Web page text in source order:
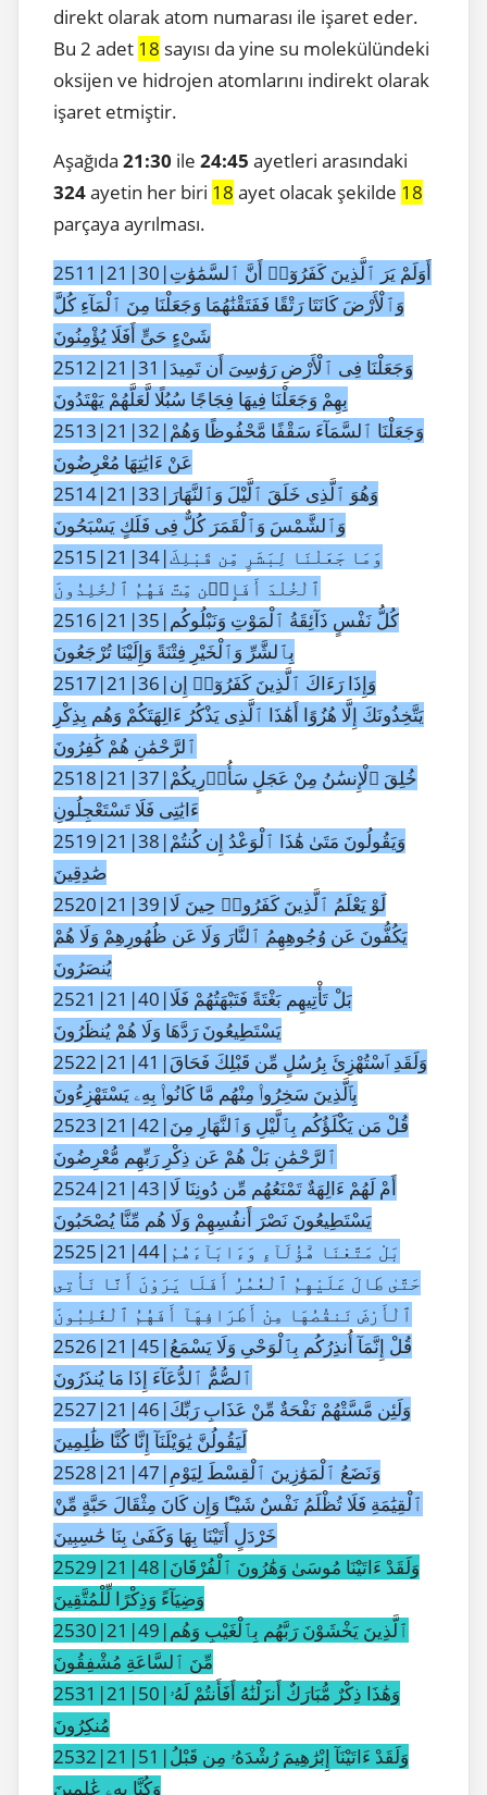
direkt olarak atom numarası ile işaret eder.
Bu 2 adet 18 sayısı da yine su molekülündeki
oksijen ve hidrojen atomlarını indirekt olarak
işaret etmiştir.
Aşağıda 21:30 ile 24:45 ayetleri arasındaki
324ayetin her biri 18 ayet olacak şekilde 18
parçaya ayrılması.
2511|21|30|أَوَلَمْ يَرَ ٱلَّذِينَ كَفَرُوٓا۟ أَنَّ ٱلسَّمَٰوَٰتِ
وَٱلْأَرْضَ كَانَتَا رَتْقًا فَفَتَقْنَٰهُمَا وَجَعَلْنَا مِنَ ٱلْمَآءِ كُلَّ
شَىْءٍ حَىٍّ أَفَلَا يُؤْمِنُونَ
2512|21|31|وَجَعَلْنَا فِى ٱلْأَرْضِ رَوَٰسِىَ أَن تَمِيدَ
بِهِمْ وَجَعَلْنَا فِيهَا فِجَاجًا سُبُلًا لَّعَلَّهُمْ يَهْتَدُونَ
2513|21|32|وَجَعَلْنَا ٱلسَّمَآءَ سَقْفًا مَّحْفُوظًا وَهُمْ
عَنْ ءَايَٰتِهَا مُعْرِضُونَ
2514|21|33|وَهُوَ ٱلَّذِى خَلَقَ ٱلَّيْلَ وَٱلنَّهَارَ
وَٱلشَّمْسَ وَٱلْقَمَرَ كُلٌّ فِى فَلَكٍ يَسْبَحُونَ
2515|21|34|وَمَا جَعَلْنَا لِبَشَرٍ مِّن قَبْلِكَ
ٱلْخُلْدَ أَفَإِي۟ن مِّتَّ فَهُمُ ٱلْخَٰلِدُونَ
2516|21|35|كُلُّ نَفْسٍ ذَآئِقَةُ ٱلْمَوْتِ وَنَبْلُوكُم
بِٱلشَّرِّ وَٱلْخَيْرِ فِتْنَةً وَإِلَيْنَا تُرْجَعُونَ
2517|21|36|وَإِذَا رَءَاكَ ٱلَّذِينَ كَفَرُوٓا۟ إِن
يَتَّخِذُونَكَ إِلَّا هُزُوًا أَهَٰذَا ٱلَّذِى يَذْكُرُ ءَالِهَتَكُمْ وَهُم بِذِكْرِ
ٱلرَّحْمَٰنِ هُمْ كَٰفِرُونَ
2518|21|37|خُلِقَ ٱلْإِنسَٰنُ مِنْ عَجَلٍ سَأُو۟رِيكُمْ
ءَايَٰتِى فَلَا تَسْتَعْجِلُونِ
2519|21|38|وَيَقُولُونَ مَتَىٰ هَٰذَا ٱلْوَعْدُ إِن كُنتُمْ
صَٰدِقِينَ
2520|21|39|لَوْ يَعْلَمُ ٱلَّذِينَ كَفَرُوا۟ حِينَ لَا
يَكُفُّونَ عَن وُجُوهِهِمُ ٱلنَّارَ وَلَا عَن ظُهُورِهِمْ وَلَا هُمْ
يُنصَرُونَ
2521|21|40|بَلْ تَأْتِيهِم بَغْتَةً فَتَبْهَتُهُمْ فَلَا
يَسْتَطِيعُونَ رَدَّهَا وَلَا هُمْ يُنظَرُونَ
2522|21|41|وَلَقَدِ ٱسْتُهْزِئَ بِرُسُلٍ مِّن قَبْلِكَ فَحَاقَ
بِٱلَّذِينَ سَخِرُوا۟ مِنْهُم مَّا كَانُوا۟ بِهِۦ يَسْتَهْزِءُونَ
2523|21|42|قُلْ مَن يَكْلَؤُكُم بِٱلَّيْلِ وَٱلنَّهَارِ مِنَ
ٱلرَّحْمَٰنِ بَلْ هُمْ عَن ذِكْرِ رَبِّهِم مُّعْرِضُونَ
2524|21|43|أَمْ لَهُمْ ءَالِهَةٌ تَمْنَعُهُم مِّن دُونِنَا لَا
يَسْتَطِيعُونَ نَصْرَ أَنفُسِهِمْ وَلَا هُم مِّنَّا يُصْحَبُونَ
2525|21|44|بَلْ مَتَّعْنَا هَٰٓؤُلَآءِ وَءَابَآءَهُمْ
حَتَّىٰ طَالَ عَلَيْهِمُ ٱلْعُمُرُ أَفَلَا يَرَوْنَ أَنَّا نَأْتِى
ٱلْأَرْضَ نَنقُصُهَا مِنْ أَطْرَافِهَآ أَفَهُمُ ٱلْغَٰلِبُونَ
2526|21|45|قُلْ إِنَّمَآ أُنذِرُكُم بِٱلْوَحْىِ وَلَا يَسْمَعُ
ٱلصُّمُّ ٱلدُّعَآءَ إِذَا مَا يُنذَرُونَ
2527|21|46|وَلَئِن مَّسَّتْهُمْ نَفْحَةٌ مِّنْ عَذَابِ رَبِّكَ
لَيَقُولُنَّ يَٰوَيْلَنَآ إِنَّا كُنَّا ظَٰلِمِينَ
2528|21|47|وَنَضَعُ ٱلْمَوَٰزِينَ ٱلْقِسْطَ لِيَوْمِ
ٱلْقِيَٰمَةِ فَلَا تُظْلَمُ نَفْسٌ شَيْـًٔا وَإِن كَانَ مِثْقَالَ حَبَّةٍ مِّنْ
خَرْدَلٍ أَتَيْنَا بِهَا وَكَفَىٰ بِنَا حَٰسِبِينَ
2529|21|48|وَلَقَدْ ءَاتَيْنَا مُوسَىٰ وَهَٰرُونَ ٱلْفُرْقَانَ
وَضِيَآءً وَذِكْرًا لِّلْمُتَّقِينَ
2530|21|49|ٱلَّذِينَ يَخْشَوْنَ رَبَّهُم بِٱلْغَيْبِ وَهُم
مِّنَ ٱلسَّاعَةِ مُشْفِقُونَ
2531|21|50|وَهَٰذَا ذِكْرٌ مُّبَارَكٌ أَنزَلْنَٰهُ أَفَأَنتُمْ لَهُۥ
مُنكِرُونَ
2532|21|51|وَلَقَدْ ءَاتَيْنَآ إِبْرَٰهِيمَ رُشْدَهُۥ مِن قَبْلُ
وَكُنَّا بِهِۦ عَٰلِمِينَ